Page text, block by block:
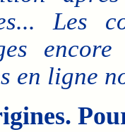
Les
en ligne